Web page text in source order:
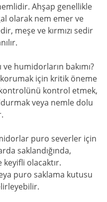
Ahşap genellikle
olarak nem emer ve
meşe ve kırmızı sedir
humidorların bakımı?
için kritik öneme
kontrol etmek,
veya nemle dolu
puro severler için
saklandığında,
keyifli olacaktır.
puro saklama kutusu